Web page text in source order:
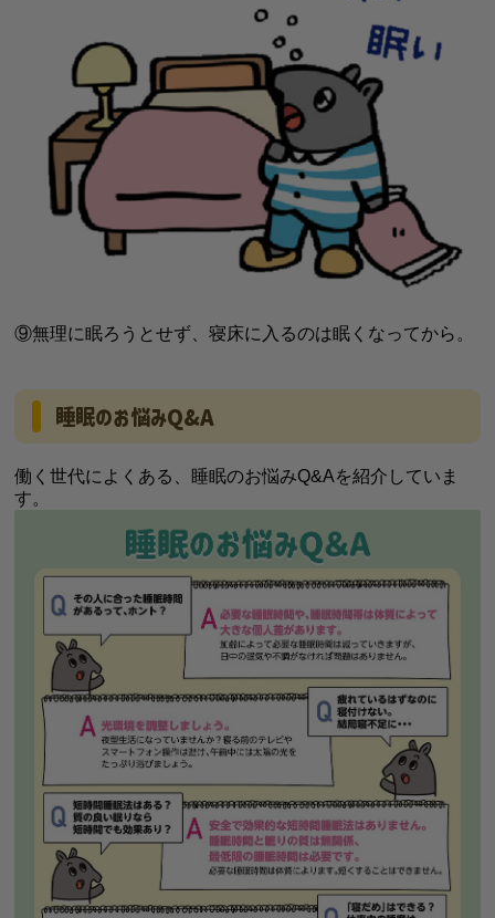
⑨無理に眠ろうとせず、 寝床に入るのは眠くなってから。
睡眠のお悩みQ&A
働く世代によくある、睡眠のお悩みQ&Aを紹介していま
す。